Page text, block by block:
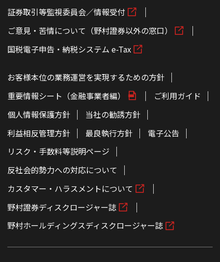
証券取引等監視委員会／情報受付
ご意見・苦情について（野村證券以外の窓口）
国税電子申告・納税システム e-Tax
お客様本位の業務運営を実現するための方針
重要情報シート（金融事業者編）
ご利用ガイド
個人情報保護方針
当社の勧誘方針
利益相反管理方針
最良執行方針
電子公告
リスク・手数料等説明ページ
反社会的勢力への対応について
カスタマー・ハラスメントについて
野村證券ディスクロージャー誌
野村ホールディングスディスクロージャー誌